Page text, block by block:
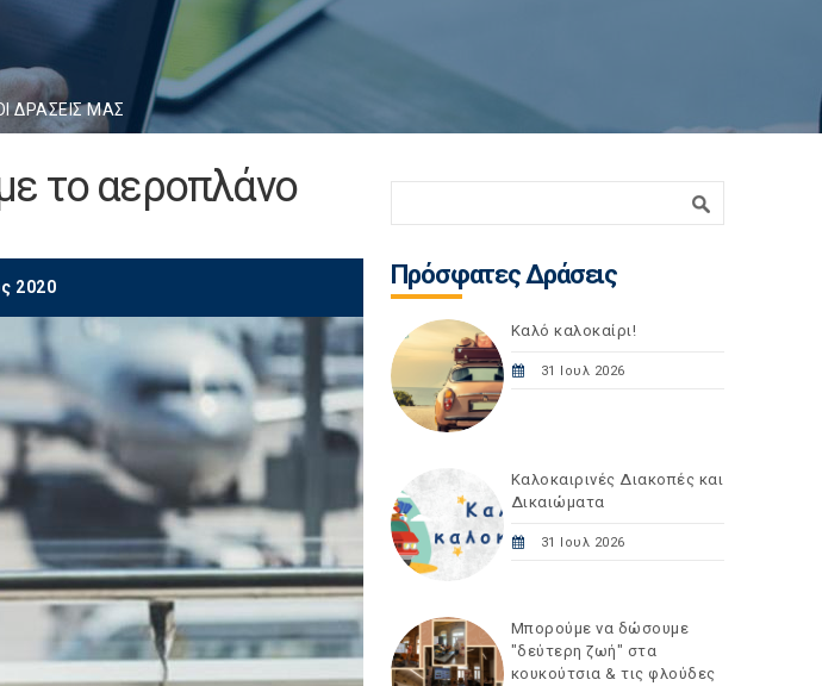
ΔΡΑΣΕΙΣ ΜΑΣ
το αεροπλάνο
2020 Πρόσφατες Δράσεις
Καλό καλοκαίρι!
31 Ιουλ 2026
Καλοκαιρινές Διακοπές και
Δικαιώματα
31 Ιουλ 2026
Μπορούμε να δώσουμε
"δεύτερη ζωή" στα
κουκούτσια & τις φλούδες